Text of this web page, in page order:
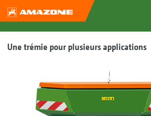
Une trémie pour plusieurs applications